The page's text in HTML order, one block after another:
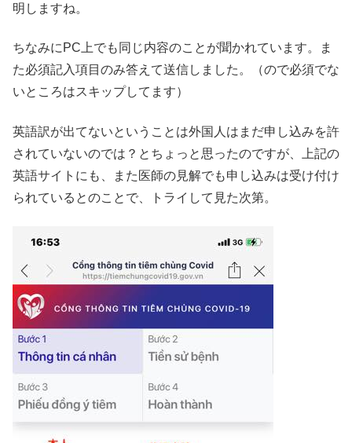
明しますね。
ちなみにPC上でも同じ内容のことが聞かれています。ま
た必須記入項目のみ答えて送信しました。（ので必須でな
いところはスキップしてます）
英語訳が出てないということは外国人はまだ申し込みを許
されていないのでは？とちょっと思ったのですが、上記の
英語サイトにも、また医師の見解でも申し込みは受け付け
られているとのことで、トライして見た次第。